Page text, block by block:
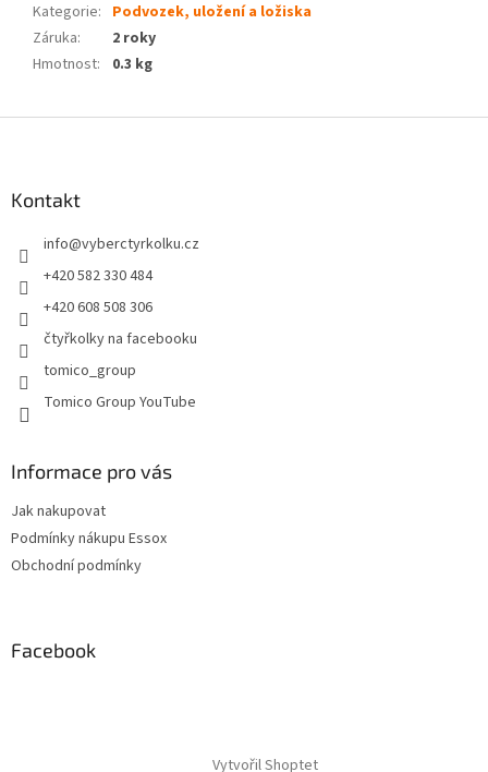
Kategorie: Podvozek, uložení a ložiska
Záruka:
2 roky
Hmotnost: 0.3 kg
Kontakt
info@vyberctyrkolku.cz
+420 582 330 484
+420 608 508 306
čtyřkolky na facebooku
tomico_group
Tomico Group YouTube
Informace pro vás
Jak nakupovat
Podmínky nákupu Essox
Obchodní podmínky
Facebook
Vytvořil Shoptet